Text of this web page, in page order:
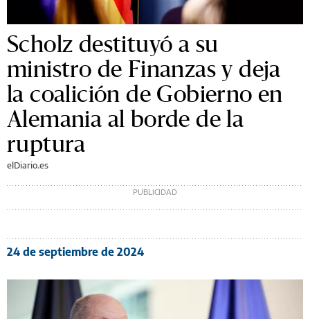
Scholz destituyó a su
ministro de Finanzas y deja
la coalición de Gobierno en
Alemania al borde de la
ruptura
elDiario.es
24 de septiembre de 2024